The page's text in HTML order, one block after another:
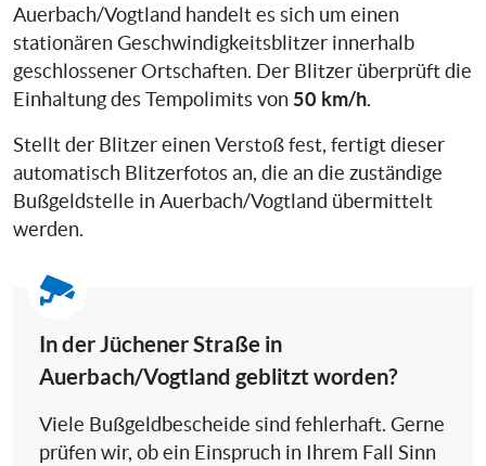
Auerbach/Vogtland handelt es sich um einen
stationären Geschwindigkeitsblitzer innerhalb
geschlossener Ortschaften. Der Blitzer überprüft die
Einhaltung des Tempolimits von 50 km/h.
Stellt der Blitzer einen Verstoß fest, fertigt dieser
automatisch Blitzerfotos an, die an die zuständige
Bußgeldstelle in Auerbach/Vogtland übermittelt
werden.
In der Jüchener Straße in
Auerbach/Vogtland geblitzt worden?
Viele Bußgeldbescheide sind fehlerhaft. Gerne
prüfen wir, ob ein Einspruch in Ihrem Fall Sinn